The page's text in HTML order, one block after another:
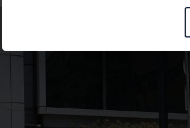
Las cookies de este sitio web se usan
y analizar el tráfico. Además,
redes sociales, publicidad y análisis
que hayan recopilado a partir del uso